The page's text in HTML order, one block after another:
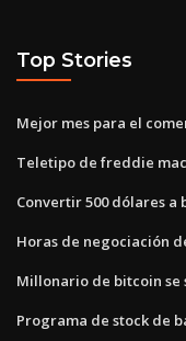
Top Stories
Mejor mes para el
Teletipo de freddie mac
Convertir 500 dólares a
Horas de negociación
Millonario de bitcoin se
Programa de stock de